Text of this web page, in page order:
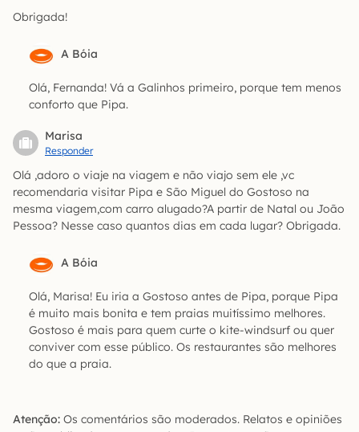
Obrigada!
A Bóia
Olá, Fernanda! Vá a Galinhos primeiro, porque tem menos
conforto que Pipa.
Marisa
Responder
Olá ,adoro o viaje na viagem e não viajo sem ele ,vc
recomendaria visitar Pipa e São Miguel do Gostoso na
mesma viagem,com carro alugado?A partir de Natal ou João
Pessoa? Nesse caso quantos dias em cada lugar? Obrigada.
A Bóia
Olá, Marisa! Eu iria a Gostoso antes de Pipa, porque Pipa
é muito mais bonita e tem praias muitíssimo melhores.
Gostoso é mais para quem curte o kite-windsurf ou quer
conviver com esse público. Os restaurantes são melhores
do que a praia.
Atenção: Os comentários são moderados. Relatos e opiniões